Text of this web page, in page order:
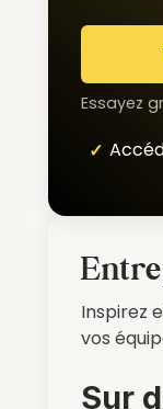
Essayez
Inspirez
vos
Sur